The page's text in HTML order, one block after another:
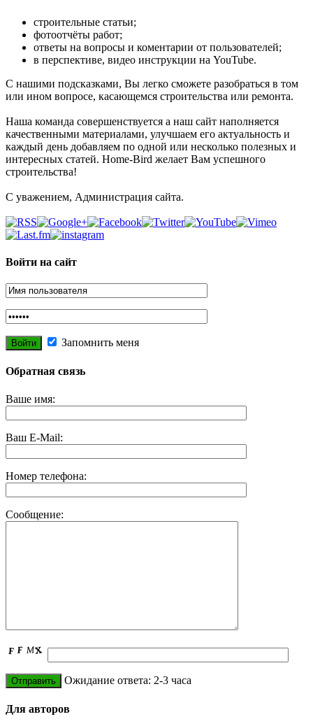
строительные статьи;
фотоотчёты работ;
ответы на вопросы и коментарии от пользователей;
в перспективе, видео инструкции на YouTube.
С нашими подсказками, Вы легко сможете разобраться в том
или ином вопросе, касающемся строительства или ремонта.
Наша команда совершенствуется а наш сайт наполняется
качественными материалами, улучшаем его актуальность и
каждый день добавляем по одной или несколько полезных и
интересных статей. Home-Bird желает Вам успешного
строительства!
С уважением, Администрация сайта.
Войти на сайт
Запомнить меня
Обратная связь
Ваше имя:
Ваш E-Mail:
Номер телефона:
Сообщение:
Ожидание ответа: 2-3 часа
Для авторов